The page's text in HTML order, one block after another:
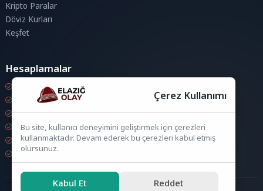
Kripto Paralar
Döviz Kurları
Keşfet
Hesaplamalar
Kripto Para Hesaplama
Döviz Hesaplama
KDV Hesaplama
İndirim Hesaplama
Zam Hesaplama
Bileşik Hesaplama
Çerez Kullanımı
Bu site, kullanıcı deneyimini geliştirmek için çerezleri
kullanmaktadır. Devam ederek bu çerezleri kabul etmiş
olursunuz.
Kabul Et Reddet